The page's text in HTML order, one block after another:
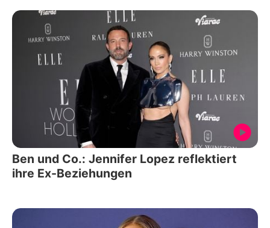
Ben und Co.: Jennifer Lopez reflektiert
ihre Ex-Beziehungen